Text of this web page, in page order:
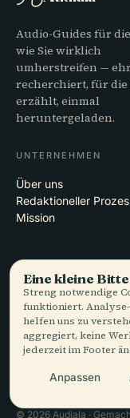
Audio-Guides für
wie Sie wirklich
umherstreifen —
recherchiert, für die
erzählt, einmal
heruntergeladen.
UNTERNEHMEN
Über uns
Redaktioneller
Mission
Datenschutz
AGB
Cookie-Einstellungen
Konto löschen
© 2026 Audiala ·
Eine kleine
Streng notwendige
funktioniert.
helfen uns zu
aggregiert, keine
jederzeit im Footer
Anpassen